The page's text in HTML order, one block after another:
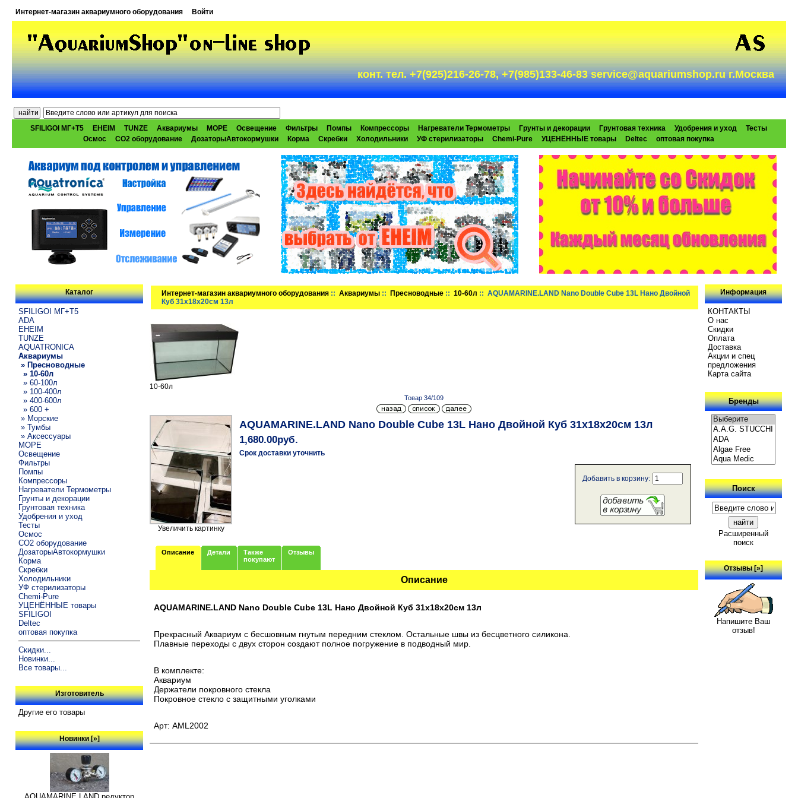
Интернет-магазин аквариумного оборудования Войти
конт. тел. +7(925)216-26-78, +7(985)133-46-83 service@aquariumshop.ru г.Москва
SFILIGOI МГ+Т5 EHEIM TUNZE Аквариумы МОРЕ Освещение Фильтры Помпы Компрессоры Нагреватели Термометры Грунты и декорации Грунтовая техника Удобрения и уход
Тесты
Осмос
CO2 оборудование ДозаторыАвтокормушки Корма Скребки Холодильники УФ стерилизаторы Chemi-Pure УЦЕНЁННЫЕ товары Deltec оптовая покупка
Каталог
SFILIGOI МГ+Т5
ADA
EHEIM
TUNZE
AQUATRONICA
Аквариумы
» Пресноводные
» 10-60л
» 60-100л
» 100-400л
» 400-600л
» 600 +
» Морские
» Тумбы
» Аксессуары
МОРЕ
Освещение
Фильтры
Помпы
Компрессоры
Нагреватели Термометры
Грунты и декорации
Грунтовая техника
Удобрения и уход
Тесты
Осмос
CO2 оборудование
ДозаторыАвтокормушки
Корма
Скребки
Холодильники
УФ стерилизаторы
Chemi-Pure
УЦЕНЁННЫЕ товары
SFILIGOI
Deltec
оптовая покупка
Скидки...
Новинки...
Все товары...
Изготовитель
Другие его товары
Новинки [»]
Интернет-магазин аквариумного оборудования ::Аквариумы :: Пресноводные ::10-60л :: AQUAMARINE.LAND Nano Double Cube 13L Нано Двойной
Куб 31х18х20см 13л
10-60л
Товар 34/109
Увеличить картинку
AQUAMARINE.LAND Nano Double Cube 13L Нано Двойной Куб 31х18х20см 13л
1,680.00руб.
Срок доставки уточнить
Добавить в корзину:
Описание Детали
Также
покупают
Отзывы
Описание
AQUAMARINE.LAND Nano Double Cube 13L Нано Двойной Куб 31х18х20см 13л
Прекрасный Аквариум с бесшовным гнутым передним стеклом. Остальные швы из бесцветного силикона.
Плавные переходы с двух сторон создают полное погружение в подводный мир.
В комплекте:
Аквариум
Держатели покровного стекла
Покровное стекло с защитными уголками
Арт: AML2002
Информация
КОНТАКТЫ
О нас
Скидки
Oплатa
Доставка
Акции и спец
предложения
Карта сайта
Бренды
Поиск
Расширенный
поиск
Отзывы [»]
Напишите Ваш
отзыв!